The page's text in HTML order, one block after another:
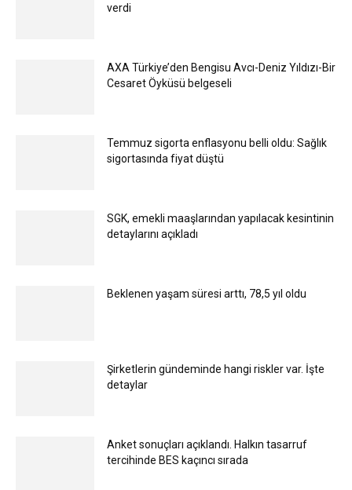
verdi
AXA Türkiye’den Bengisu Avcı-Deniz Yıldızı-Bir
Cesaret Öyküsü belgeseli
Temmuz sigorta enflasyonu belli oldu: Sağlık
sigortasında fiyat düştü
SGK, emekli maaşlarından yapılacak kesintinin
detaylarını açıkladı
Beklenen yaşam süresi arttı, 78,5 yıl oldu
Şirketlerin gündeminde hangi riskler var. İşte
detaylar
Anket sonuçları açıklandı. Halkın tasarruf
tercihinde BES kaçıncı sırada